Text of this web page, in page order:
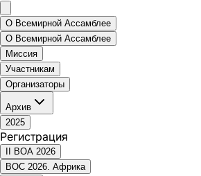
О Всемирной Ассамблее
О Всемирной Ассамблее
Миссия
Участникам
Организаторы
Архив
2025
Регистрация
II ВОА 2026
ВОС 2026. Африка